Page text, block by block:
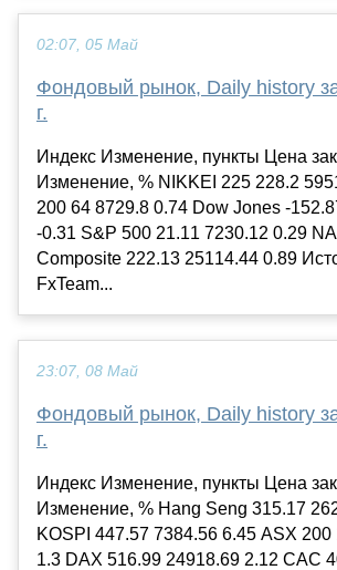
02:07, 05 Май
Фондовый рынок, Daily history
г.
Индекс Изменение, пункты Цена
Изменение, % NIKKEI 225 228.2
200 64 8729.8 0.74 Dow Jones -
-0.31 S&P 500 21.11 7230.12 0.29
Composite 222.13 25114.44 0.89
FxTeam...
23:07, 08 Май
Фондовый рынок, Daily history
г.
Индекс Изменение, пункты Цена
Изменение, % Hang Seng 315.17
KOSPI 447.57 7384.56 6.45 ASX 200
1.3 DAX 516.99 24918.69 2.12 CAC